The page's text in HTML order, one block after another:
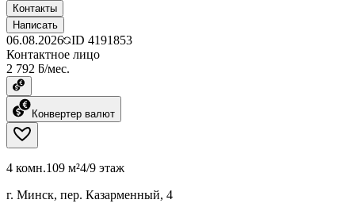
Контакты
Написать
06.08.2026 ID 4191853
Контактное лицо
2 792 ƃ/мес.
Конвертер валют
4 комн.109 м²4/9 этаж
г. Минск, пер. Казарменный, 4